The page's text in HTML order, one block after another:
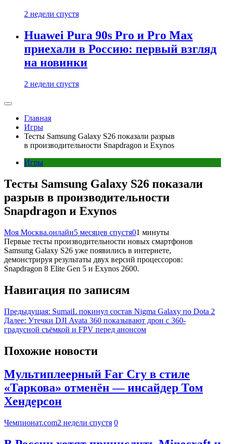
2 недели спустя
Huawei Pura 90s Pro и Pro Max
приехали в Россию: первый взгляд
на новинки
2 недели спустя
Главная
Игры
Тесты Samsung Galaxy S26 показали разрыв
в производительности Snapdragon и Exynos
Игры
Тесты Samsung Galaxy S26 показали
разрыв в производительности
Snapdragon и Exynos
Моя Москва.онлайн5 месяцев спустя01 минуты
Первые тесты производительности новых смартфонов
Samsung Galaxy S26 уже появились в интернете,
демонстрируя результаты двух версий процессоров:
Snapdragon 8 Elite Gen 5 и Exynos 2600.
Навигация по записям
Предыдущая: SumaiL покинул состав Nigma Galaxy по Dota 2
Далее: Утечки DJI Avata 360 показывают дрон с 360-
градусной съёмкой и FPV перед анонсом
Похожие новости
Мультиплеерный Far Cry в стиле
«Таркова» отменён — инсайдер Том
Хендерсон
Чемпионат.com2 недели спустя 0